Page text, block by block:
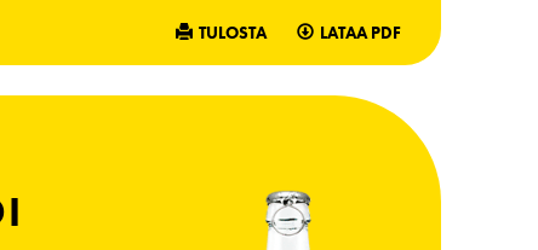
TULOSTA LATAA PDF